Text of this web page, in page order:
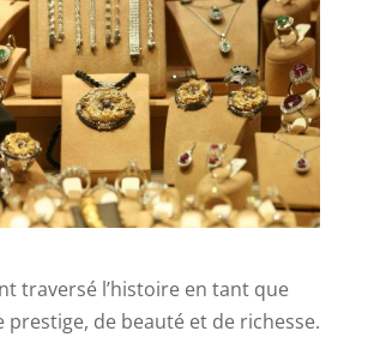
traversé l’histoire en tant que
prestige, de beauté et de richesse.